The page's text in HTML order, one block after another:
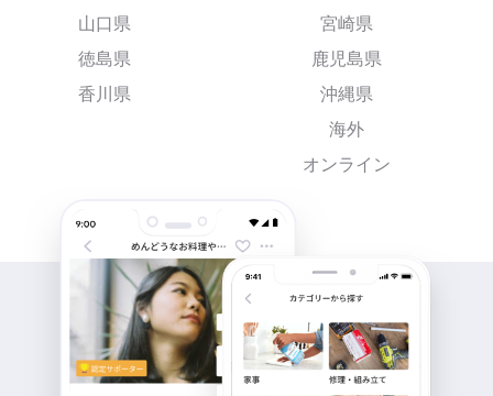
山口県
徳島県
香川県
宮崎県
鹿児島県
沖縄県
海外
オンライン